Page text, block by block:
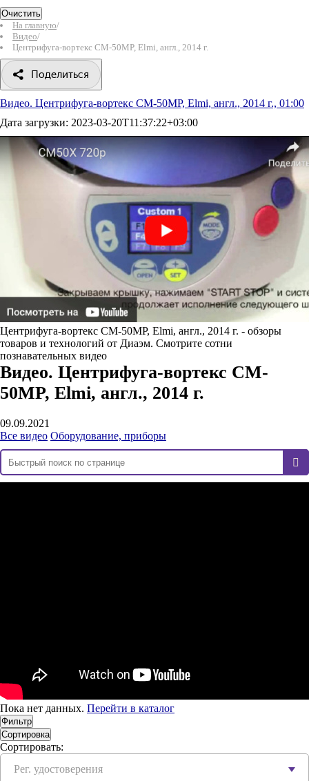
Очистить
На главную/
Видео/
Центрифуга-вортекс CM-50MP, Elmi, англ., 2014 г.
Поделиться
Видео. Центрифуга-вортекс CM-50MP, Elmi, англ., 2014 г., 01:00
Дата загрузки: 2023-03-20T11:37:22+03:00
Центрифуга-вортекс CM-50MP, Elmi, англ., 2014 г. - обзоры
товаров и технологий от Диаэм. Смотрите сотни
познавательных видео
Видео. Центрифуга-вортекс CM-
50MP, Elmi, англ., 2014 г.
09.09.2021
Все видео Оборудование, приборы
Пока нет данных. Перейти в каталог
Фильтр
Сортировка
Сортировать:
Рег. удостоверения